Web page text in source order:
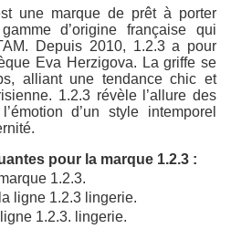
une marque de prêt à porter
d’origine française qui
Depuis 2010, 1.2.3 a pour
Eva Herzigova. La griffe se
alliant une tendance chic et
1.2.3 révèle l’allure des
d’un style intemporel
pour la marque 1.2.3 :
1.2.3.
ligne 1.2.3 lingerie.
1.2.3. lingerie.